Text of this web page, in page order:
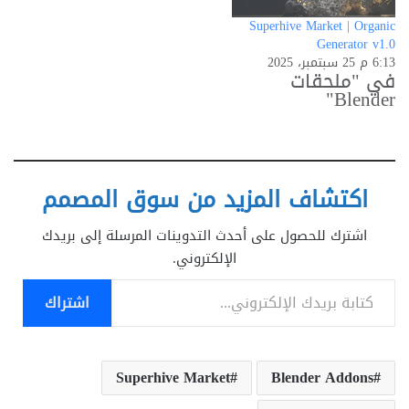
Superhive Market | Organic
Generator v1.0
6:13 م 25 سبتمبر، 2025
في "ملحقات
Blender"
اكتشاف المزيد من سوق المصمم
اشترك للحصول على أحدث التدوينات المرسلة إلى بريدك
الإلكتروني.
كتابة بريدك الإلكتروني...
اشتراك
Blender Addons
Superhive Market